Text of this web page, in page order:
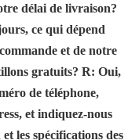
délai de livraison?
ce qui dépend
et de notre
gratuits? R: Oui,
de téléphone,
et indiquez-nous
les spécifications des